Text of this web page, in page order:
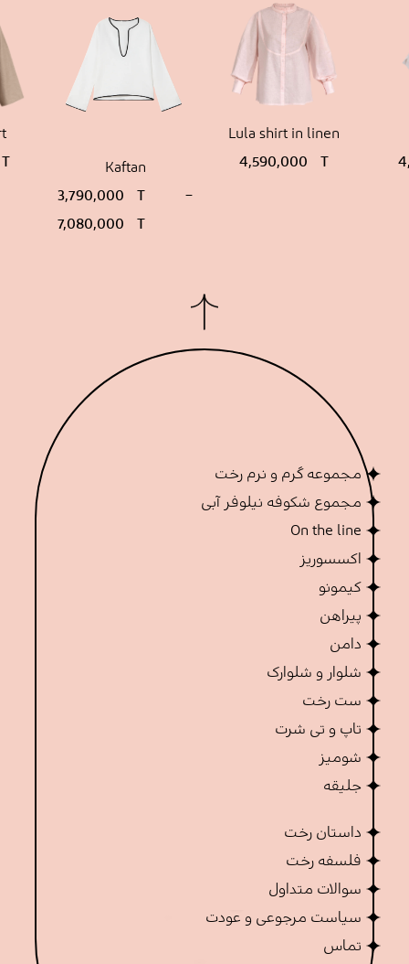
Lula shirt in linen
4,590,000
T
Kaftan
3,790,000
T
–
7,080,000
T
محدوده
قیمت:
T
مجموعه گرم و نرم رخت
مجموع شکوفه نیلوفر آبی
On the line
اکسسوریز
کیمونو
پیراهن
دامن
شلوار و شلوارک
ست رخت
تاپ و تی شرت
شومیز
جلیقه
داستان رخت
فلسفه رخت
سوالات متداول
سیاست مرجوعی و عودت
تماس